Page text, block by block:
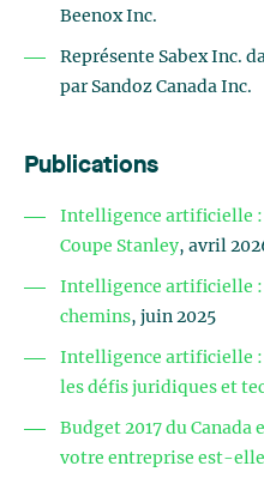
Beenox Inc.
Représente Sabex Inc.
par Sandoz Canada Inc.
Publications
Intelligence artificielle :
Coupe Stanley, avril
Intelligence artificielle :
chemins, juin 2025
Intelligence artificielle
les défis juridiques et
Budget 2017 du
votre entreprise est-